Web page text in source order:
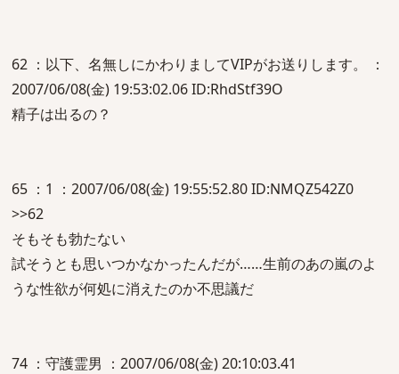
62 ：以下、名無しにかわりましてVIPがお送りします。 ：
2007/06/08(金) 19:53:02.06 ID:RhdStf39O
精子は出るの？
65 ：1 ：2007/06/08(金) 19:55:52.80 ID:NMQZ542Z0
>>62
そもそも勃たない
試そうとも思いつかなかったんだが……生前のあの嵐のよ
うな性欲が何処に消えたのか不思議だ
74 ：守護霊男 ：2007/06/08(金) 20:10:03.41